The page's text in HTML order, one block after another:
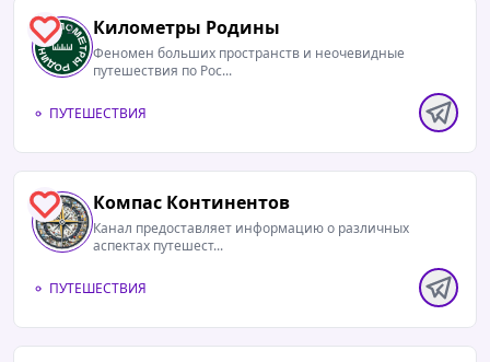
2 Километры Родины
Феномен больших пространств и неочевидные
путешествия по Рос...
ПУТЕШЕСТВИЯ
1 Компас Континентов
Канал предоставляет информацию о различных
аспектах путешест...
ПУТЕШЕСТВИЯ